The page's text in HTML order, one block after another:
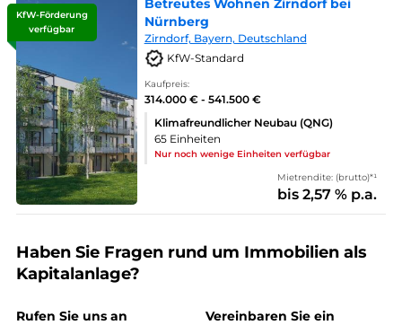
KfW-Förderung
verfügbar
Betreutes Wohnen Zirndorf bei
Nürnberg
Zirndorf, Bayern, Deutschland
KfW-Standard
Kaufpreis:
314.000 € - 541.500 €
Klimafreundlicher Neubau (QNG)
65 Einheiten
Nur noch wenige Einheiten verfügbar
Mietrendite: (brutto)*¹
bis 2,57 % p.a.
Haben Sie Fragen rund um Immobilien als
Kapitalanlage?
Rufen Sie uns an
Vereinbaren Sie ein